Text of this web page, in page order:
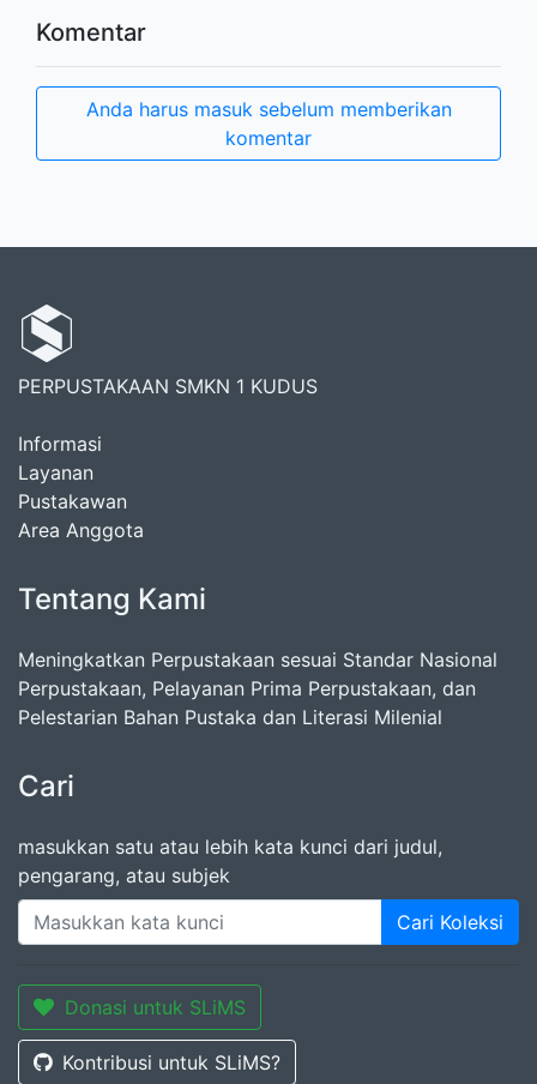
Komentar
Anda harus masuk sebelum memberikan
komentar
PERPUSTAKAAN SMKN 1 KUDUS
Informasi
Layanan
Pustakawan
Area Anggota
Tentang Kami
Meningkatkan Perpustakaan sesuai Standar Nasional
Perpustakaan, Pelayanan Prima Perpustakaan, dan
Pelestarian Bahan Pustaka dan Literasi Milenial
Cari
masukkan satu atau lebih kata kunci dari judul,
pengarang, atau subjek
Cari Koleksi
Donasi untuk SLiMS
Kontribusi untuk SLiMS?